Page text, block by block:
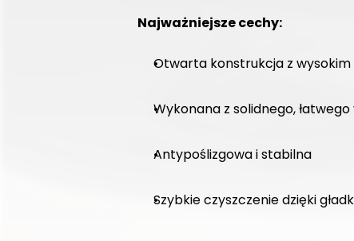
Najważniejsze cechy:
Otwarta konstrukcja z
Wykonana z solidnego,
Antypoślizgowa i stabilna
Szybkie czyszczenie dzięki